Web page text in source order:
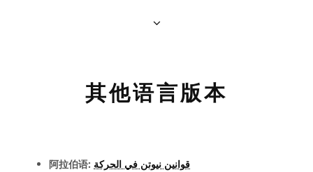
其他语言版本
阿拉伯语: قوانين نيوتن في الحركة